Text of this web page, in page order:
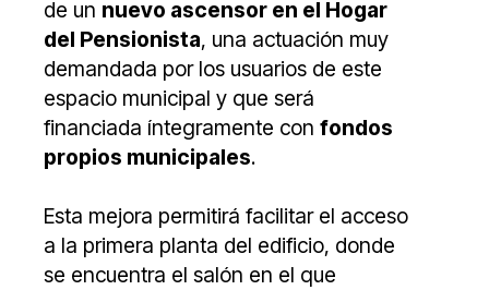
de un nuevo ascensor en el Hogar
del Pensionista, una actuación muy
demandada por los usuarios de este
espacio municipal y que será
financiada íntegramente con fondos
propios municipales.
Esta mejora permitirá facilitar el acceso
a la primera planta del edificio, donde
se encuentra el salón en el que